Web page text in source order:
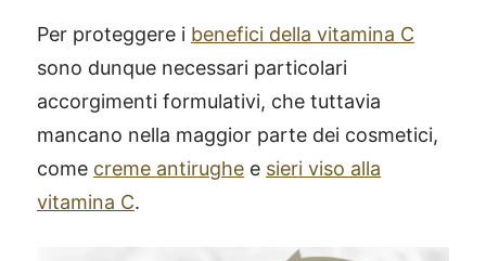
Per proteggere i benefici della vitamina C
sono dunque necessari particolari
accorgimenti formulativi, che tuttavia
mancano nella maggior parte dei cosmetici,
come creme antirughe e sieri viso alla
vitamina C.